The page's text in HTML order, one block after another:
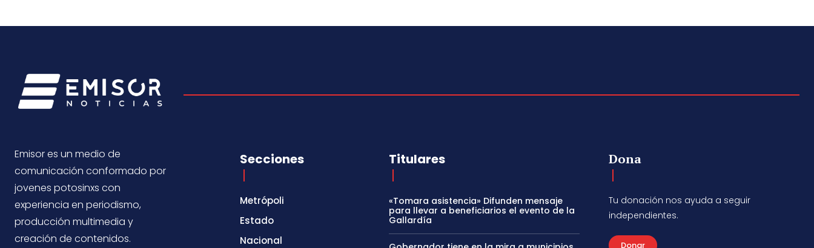
Emisor es un medio de
comunicación conformado por
jovenes potosinxs con
experiencia en periodismo,
producción multimedia y
creación de contenidos.
Secciones
Metrópoli
Estado
Nacional
Titulares
«Tomara asistencia» Difunden mensaje
para llevar a beneficiarios el evento de la
Gallardía
Dona
Tu donación nos ayuda a seguir
independientes.
Donar